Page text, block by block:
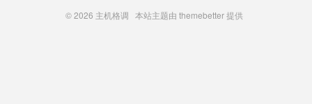
© 2026 主机格调 本站主题由 themebetter提供